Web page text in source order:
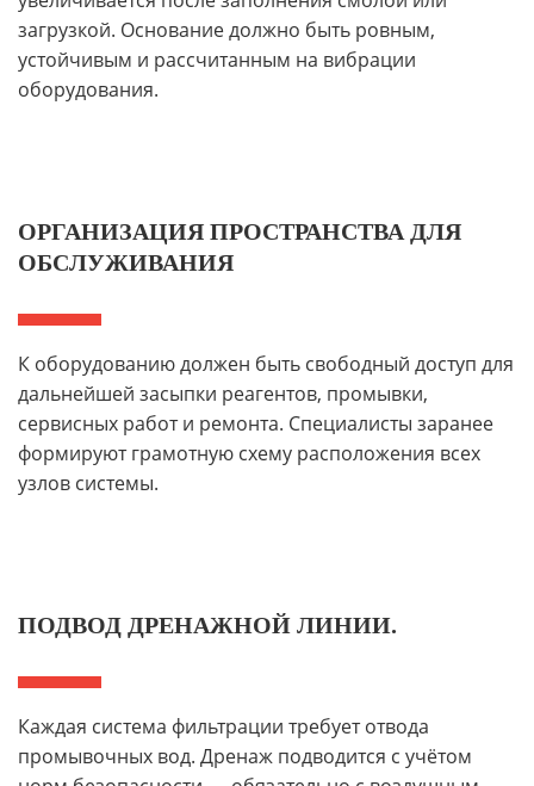
загрузкой. Основание должно быть ровным,
устойчивым и рассчитанным на вибрации
оборудования.
ОРГАНИЗАЦИЯ ПРОСТРАНСТВА ДЛЯ
ОБСЛУЖИВАНИЯ
К оборудованию должен быть свободный доступ для
дальнейшей засыпки реагентов, промывки,
сервисных работ и ремонта. Специалисты заранее
формируют грамотную схему расположения всех
узлов системы.
ПОДВОД ДРЕНАЖНОЙ ЛИНИИ.
Каждая система фильтрации требует отвода
промывочных вод. Дренаж подводится с учётом